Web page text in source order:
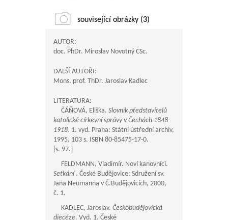
související obrázky (3)
AUTOR:
doc. PhDr. Miroslav Novotný CSc.
DALŠÍ AUTOŘI:
Mons. prof. ThDr. Jaroslav Kadlec
LITERATURA:
ČÁŇOVÁ, Eliška. Slovník představitelů
katolické církevní správy v Čechách 1848-
1918. 1. vyd. Praha: Státní ústřední archiv,
1995. 103 s. ISBN 80-85475-17-0.
[s. 97.]
FELDMANN, Vladimír. Noví kanovníci.
Setkání. České Budějovice: Sdružení sv.
Jana Neumanna v Č.Budějovicích, 2000,
č. 1.
KADLEC, Jaroslav. Českobudějovická
diecéze. Vyd. 1. České